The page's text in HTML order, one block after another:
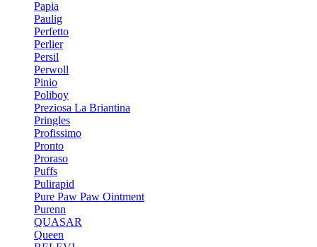
Papia
Paulig
Perfetto
Perlier
Persil
Perwoll
Pinio
Poliboy
Preziosa La Briantina
Pringles
Profissimo
Pronto
Proraso
Puffs
Pulirapid
Pure Paw Paw Ointment
Purenn
QUASAR
Queen